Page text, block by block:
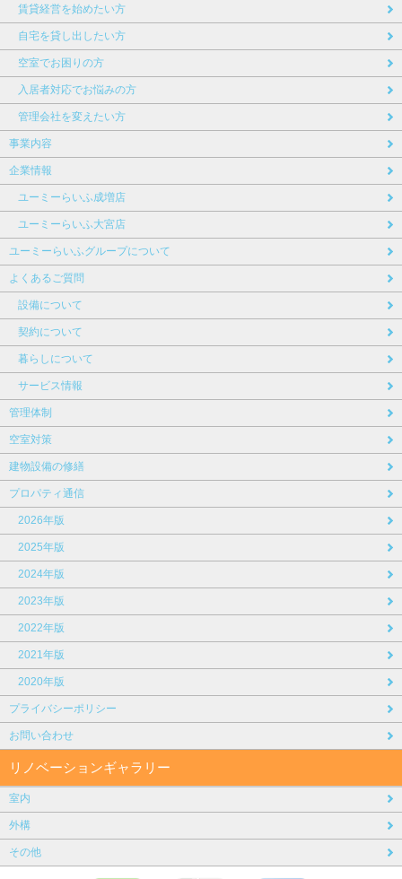
賃貸経営を始めたい方
自宅を貸し出したい方
空室でお困りの方
入居者対応でお悩みの方
管理会社を変えたい方
事業内容
企業情報
ユーミーらいふ成増店
ユーミーらいふ大宮店
ユーミーらいふグループについて
よくあるご質問
設備について
契約について
暮らしについて
サービス情報
管理体制
空室対策
建物設備の修繕
プロパティ通信
2026年版
2025年版
2024年版
2023年版
2022年版
2021年版
2020年版
プライバシーポリシー
お問い合わせ
リノベーションギャラリー
室内
外構
その他